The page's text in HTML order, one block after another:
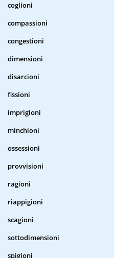
coglioni
compassioni
congestioni
dimensioni
disarcioni
fissioni
imprigioni
minchioni
ossessioni
provvisioni
ragioni
riappigioni
scagioni
sottodimensioni
spigioni